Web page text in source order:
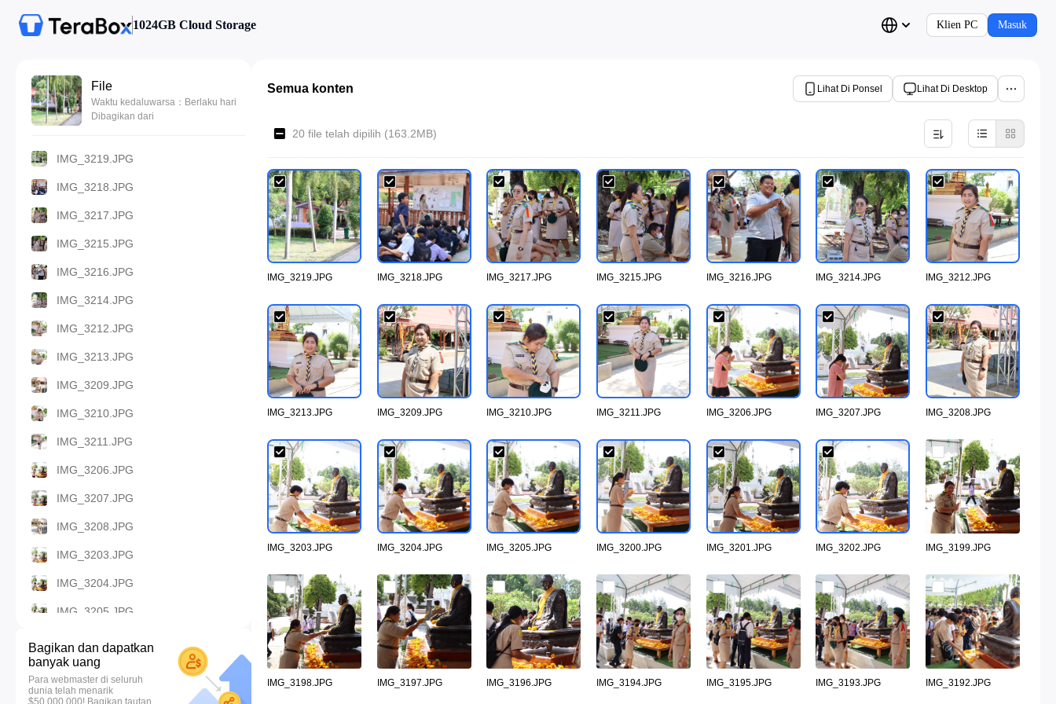
1024GB Cloud Storage Klien PC Masuk
File
Waktu kedaluwarsa：Berlaku hari
Dibagikan dari
IMG_3219.JPG
IMG_3218.JPG
IMG_3217.JPG
IMG_3215.JPG
IMG_3216.JPG
IMG_3214.JPG
IMG_3212.JPG
IMG_3213.JPG
IMG_3209.JPG
IMG_3210.JPG
IMG_3211.JPG
IMG_3206.JPG
IMG_3207.JPG
IMG_3208.JPG
IMG_3203.JPG
IMG_3204.JPG
IMG_3205.JPG
IMG_3201.JPG
IMG_3202.JPG
Bagikan dan dapatkan
banyak uang
Para webmaster di seluruh
dunia telah menarik
$50.000.000! Bagikan tautan
Semua konten Lihat Di Ponsel Lihat Di Desktop
20 file telah dipilih (163.2MB)
IMG_3219.JPG IMG_3218.JPG IMG_3217.JPG IMG_3215.JPG IMG_3216.JPG IMG_3214.JPG IMG_3212.JPG
IMG_3213.JPG IMG_3209.JPG IMG_3210.JPG IMG_3211.JPG IMG_3206.JPG IMG_3207.JPG IMG_3208.JPG
IMG_3203.JPG IMG_3204.JPG IMG_3205.JPG IMG_3200.JPG IMG_3201.JPG IMG_3202.JPG IMG_3199.JPG
IMG_3198.JPG IMG_3197.JPG IMG_3196.JPG IMG_3194.JPG IMG_3195.JPG IMG_3193.JPG IMG_3192.JPG